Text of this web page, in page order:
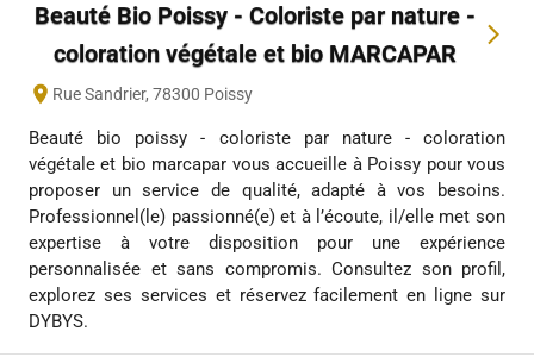
Beauté Bio Poissy - Coloriste par nature -
coloration végétale et bio MARCAPAR
Rue Sandrier, 78300 Poissy
Beauté bio poissy - coloriste par nature - coloration
végétale et bio marcapar vous accueille à Poissy pour vous
proposer un service de qualité, adapté à vos besoins.
Professionnel(le) passionné(e) et à l’écoute, il/elle met son
expertise à votre disposition pour une expérience
personnalisée et sans compromis. Consultez son profil,
explorez ses services et réservez facilement en ligne sur
DYBYS.